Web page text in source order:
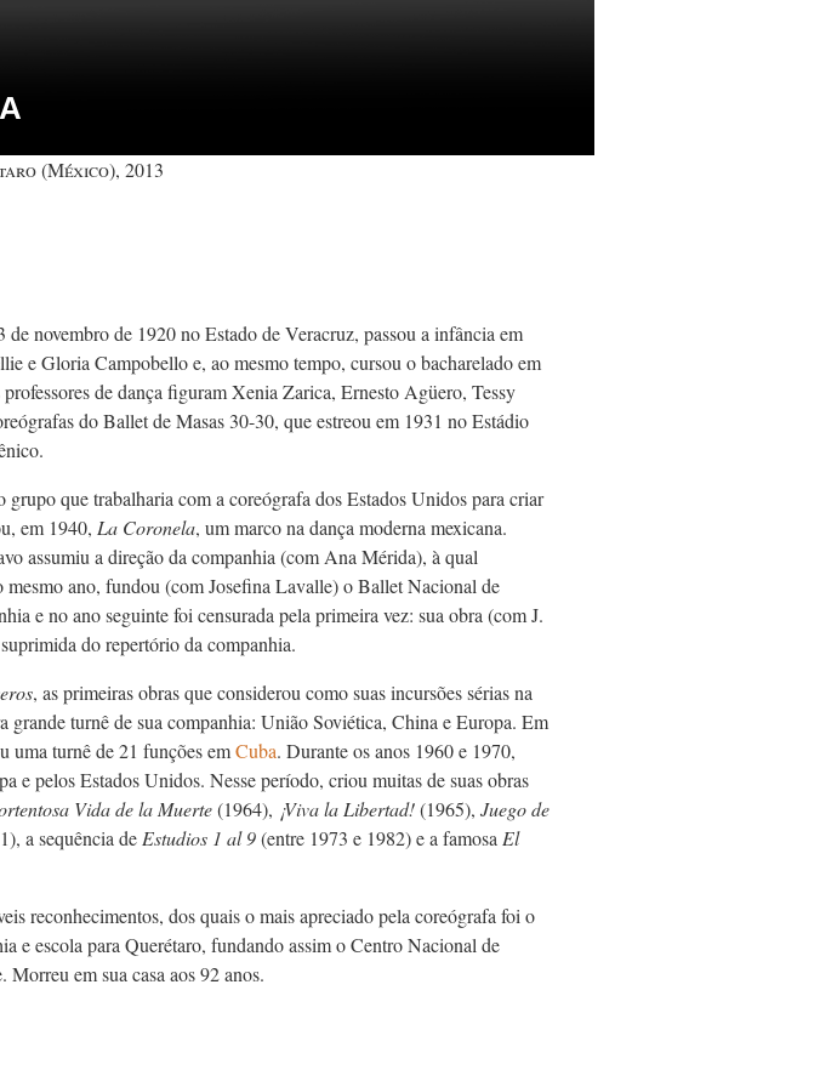
(México), 2013
novembro de 1920 no Estado de Veracruz, passou a infância em
e Gloria Campobello e, ao mesmo tempo, cursou o bacharelado em
de dança figuram Xenia Zarica, Ernesto Agüero, Tessy
do Ballet de Masas 30-30, que estreou em 1931 no Estádio
grupo que trabalharia com a coreógrafa dos Estados Unidos para criar
em 1940, La Coronela, um marco na dança moderna mexicana.
assumiu a direção da companhia (com Ana Mérida), à qual
ano, fundou (com Josefina Lavalle) o Ballet Nacional de
e no ano seguinte foi censurada pela primeira vez: sua obra (com J.
do repertório da companhia.
, as primeiras obras que considerou como suas incursões sérias na
turnê de sua companhia: União Soviética, China e Europa. Em
uma turnê de 21 funções emCuba. Durante os anos 1960 e 1970,
e pelos Estados Unidos. Nesse período, criou muitas de suas obras
Vida de la Muerte(1964), ¡Viva la Libertad!(1965), Juego de
a sequência de Estudios 1 al 9(entre 1973 e 1982) e a famosa El
reconhecimentos, dos quais o mais apreciado pela coreógrafa foi o
e escola para Querétaro, fundando assim o Centro Nacional de
Morreu em sua casa aos 92 anos.